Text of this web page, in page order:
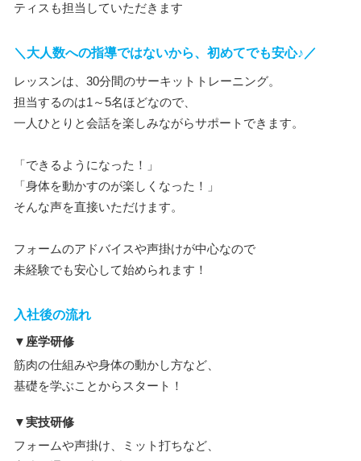
ティスも担当していただきます
＼大人数への指導ではないから、初めてでも安心♪／
レッスンは、30分間のサーキットトレーニング。
担当するのは1～5名ほどなので、
一人ひとりと会話を楽しみながらサポートできます。
「できるようになった！」
「身体を動かすのが楽しくなった！」
そんな声を直接いただけます。
フォームのアドバイスや声掛けが中心なので
未経験でも安心して始められます！
入社後の流れ
▼座学研修
筋肉の仕組みや身体の動かし方など、
基礎を学ぶことからスタート！
▼実技研修
フォームや声掛け、ミット打ちなど、